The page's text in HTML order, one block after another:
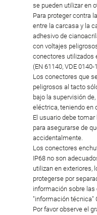
se pueden utilizar en
Para proteger contra
entre la carcasa y la
adhesivo de
con voltajes
conectores utilizados
(EN 61140, VDE 0140-
Los conectores que
peligrosos al tacto
bajo la supervisión
eléctrica, teniendo en
El usuario debe
para asegurarse de
accidentalmente.
Los conectores
IP68 no son
utilizan en exteriores,
protegerse por
información sobre las
"información técnica"
Por favor observe el